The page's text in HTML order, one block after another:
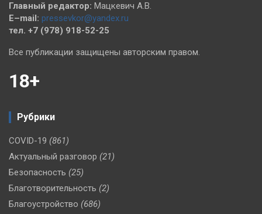
Главный редактор: Мацкевич А.В.
E–mail: pressevkor@yandex.ru
тел. +7 (978) 918-52-25
Все публикации защищены авторским правом.
18+
Рубрики
COVID-19 (861)
Актуальный разговор (21)
Безопасность (25)
Благотворительность (2)
Благоустройство (686)